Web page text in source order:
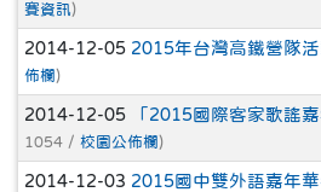
賽資訊)
2014-12-05 2015年台灣高鐵營隊
佈欄 )
2014-12-05 「2015國際客家歌謠
1054 / 校園公佈欄 )
2014-12-03 2015國中雙外語嘉年